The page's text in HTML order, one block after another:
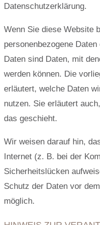
Datenschutzerklärung.
Wenn Sie diese Website
personenbezogene
Daten sind Daten, mit
werden können. Die
erläutert, welche Daten
nutzen. Sie erläutert
das geschieht.
Wir weisen darauf hin,
Internet (z. B. bei der
Sicherheitslücken
Schutz der Daten vor
möglich.